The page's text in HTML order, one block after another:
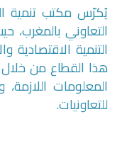
يُكرّس مكتب تنمية
التعاوني بالمغرب،
التنمية الاقتصادية
هذا القطاع من خلال
المعلومات اللازمة،
للتعاونيات.